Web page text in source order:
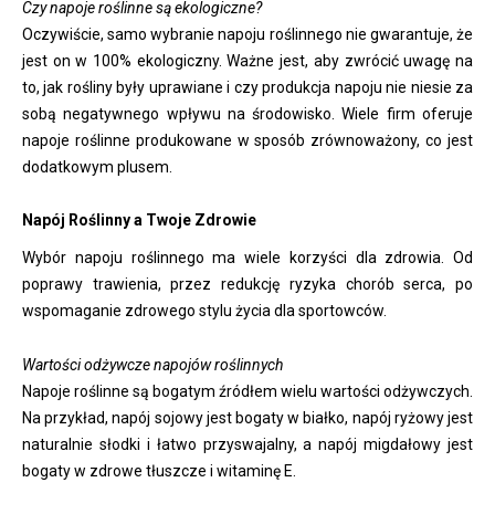
Czy napoje roślinne są ekologiczne?
Oczywiście, samo wybranie napoju roślinnego nie gwarantuje, że
jest on w 100% ekologiczny. Ważne jest, aby zwrócić uwagę na
to, jak rośliny były uprawiane i czy produkcja napoju nie niesie za
sobą negatywnego wpływu na środowisko. Wiele firm oferuje
napoje roślinne produkowane w sposób zrównoważony, co jest
dodatkowym plusem.
Napój Roślinny a Twoje Zdrowie
Wybór napoju roślinnego ma wiele korzyści dla zdrowia. Od
poprawy trawienia, przez redukcję ryzyka chorób serca, po
wspomaganie zdrowego stylu życia dla sportowców.
Wartości odżywcze napojów roślinnych
Napoje roślinne są bogatym źródłem wielu wartości odżywczych.
Na przykład, napój sojowy jest bogaty w białko, napój ryżowy jest
naturalnie słodki i łatwo przyswajalny, a napój migdałowy jest
bogaty w zdrowe tłuszcze i witaminę E.